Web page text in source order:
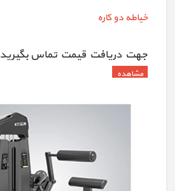
خیاطه دو کاره
جهت دريافت قيمت تماس بگيريد